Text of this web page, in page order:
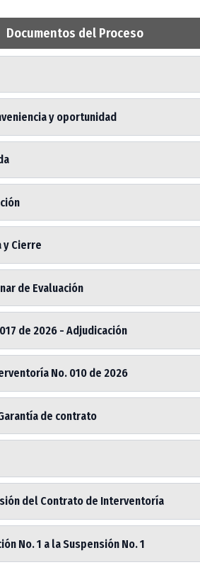
Documentos del Proceso
y oportunidad
y Cierre
de Evaluación
de 2026 - Adjudicación
No. 010 de 2026
de contrato
del Contrato de Interventoría
No. 1 a la Suspensión No. 1